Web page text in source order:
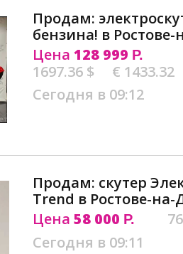
Продам:
бензина! в
Цена 128 999 Р.
1697.36 $
€ 1433.32
Сегодня в 09:12
Продам: скутер
Trend в Ростове-на-
Цена 58 000 Р.
Сегодня в 09:11